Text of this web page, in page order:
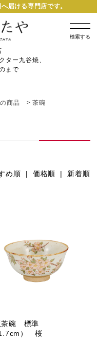
届ける専門店です。
検索する
ター九谷焼、
まで
商品 >茶碗
め順 | 価格順 | 新着順
茶碗 標準
） 桜